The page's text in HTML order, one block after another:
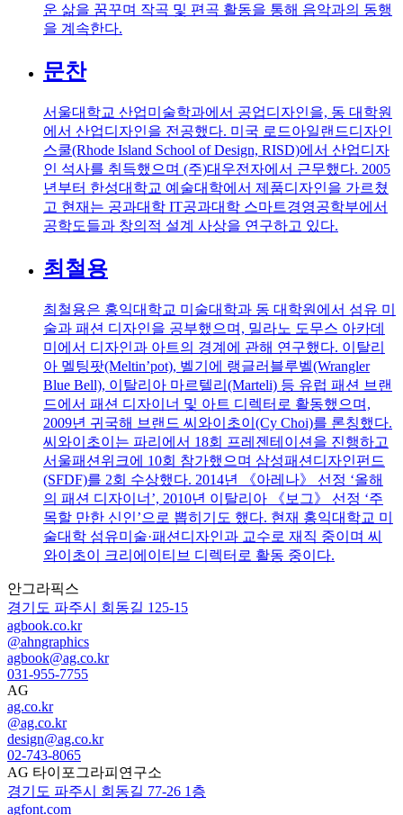
운 삶을 꿈꾸며 작곡 및 편곡 활동을 통해 음악과의 동행
을 계속한다.
문찬
서울대학교 산업미술학과에서 공업디자인을, 동 대학원
에서 산업디자인을 전공했다. 미국 로드아일랜드디자인
스쿨(Rhode Island School of Design, RISD)에서 산업디자
인 석사를 취득했으며 (주)대우전자에서 근무했다. 2005
년부터 한성대학교 예술대학에서 제품디자인을 가르쳤
고 현재는 공과대학 IT공과대학 스마트경영공학부에서
공학도들과 창의적 설계 사상을 연구하고 있다.
최철용
최철용은 홍익대학교 미술대학과 동 대학원에서 섬유 미
술과 패션 디자인을 공부했으며, 밀라노 도무스 아카데
미에서 디자인과 아트의 경계에 관해 연구했다. 이탈리
아 멜팅팟(Meltin’pot), 벨기에 랭글러블루벨(Wrangler
Blue Bell), 이탈리아 마르텔리(Marteli) 등 유럽 패션 브랜
드에서 패션 디자이너 및 아트 디렉터로 활동했으며,
2009년 귀국해 브랜드 씨와이초이(Cy Choi)를 론칭했다.
씨와이초이는 파리에서 18회 프레젠테이션을 진행하고
서울패션위크에 10회 참가했으며 삼성패션디자인펀드
(SFDF)를 2회 수상했다. 2014년 《아레나》 선정 ‘올해
의 패션 디자이너’, 2010년 이탈리아 《보그》 선정 ‘주
목할 만한 신인’으로 뽑히기도 했다. 현재 홍익대학교 미
술대학 섬유미술·패션디자인과 교수로 재직 중이며 씨
와이초이 크리에이티브 디렉터로 활동 중이다.
안그라픽스
경기도 파주시 회동길 125-15
agbook.co.kr
@ahngraphics
agbook@ag.co.kr
031-955-7755
AG
ag.co.kr
@ag.co.kr
design@ag.co.kr
02-743-8065
AG 타이포그라피연구소
경기도 파주시 회동길 77-26 1층
agfont.com